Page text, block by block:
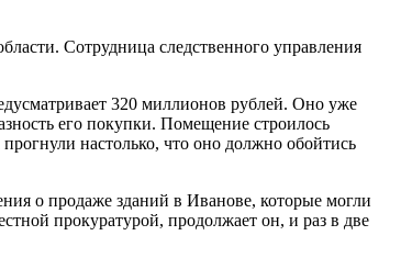
Сотрудница следственного управления
320 миллионов рублей. Оно уже
его покупки. Помещение строилось
настолько, что оно должно обойтись
о продаже зданий в Иванове, которые могли
прокуратурой, продолжает он, и раз в две